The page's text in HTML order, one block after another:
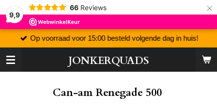
9,9
66 Reviews ×
JONKERQUADS
Op voorraad voor 15:00 besteld volgende dag in huis!
Can-am Renegade 500